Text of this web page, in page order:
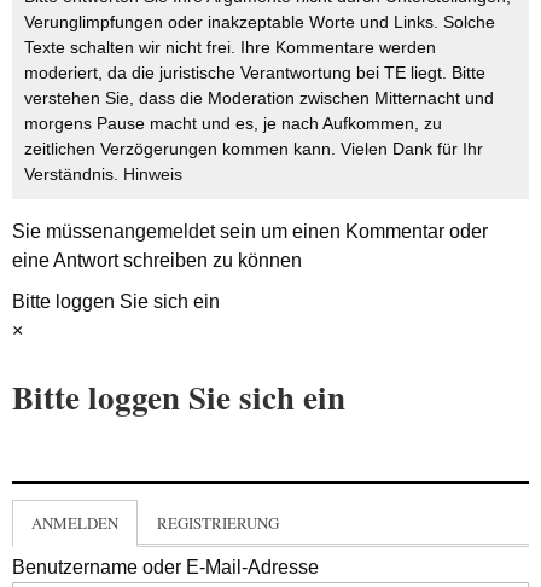
Verunglimpfungen oder inakzeptable Worte und Links. Solche
Texte schalten wir nicht frei. Ihre Kommentare werden
moderiert, da die juristische Verantwortung bei TE liegt. Bitte
verstehen Sie, dass die Moderation zwischen Mitternacht und
morgens Pause macht und es, je nach Aufkommen, zu
zeitlichen Verzögerungen kommen kann. Vielen Dank für Ihr
Verständnis. Hinweis
Sie müssenangemeldetsein um einen Kommentar oder
eine Antwort schreiben zu können
Bitte loggen Sie sich ein
×
Bitte loggen Sie sich ein
ANMELDEN REGISTRIERUNG
Benutzername oder E-Mail-Adresse